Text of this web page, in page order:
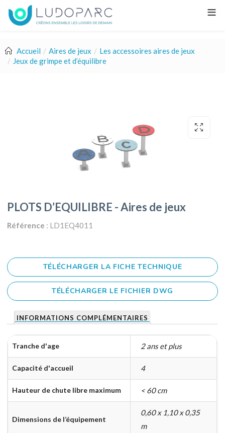
Accueil Aires de jeux
Les accessoires aires de jeux
Jeux de grimpe et d’équilibre
PLOTS D’EQUILIBRE - Aires de jeux
Référence : LD1EQ4011
TÉLÉCHARGER LA FICHE TECHNIQUE
TÉLÉCHARGER LE FICHIER DWG
INFORMATIONS COMPLÉMENTAIRES
Tranche d'age 2 ans et plus
Capacité d'accueil 4
Hauteur de chute libre maximum < 60 cm
Dimensions de l’équipement
0,60 x 1,10 x 0,35
m